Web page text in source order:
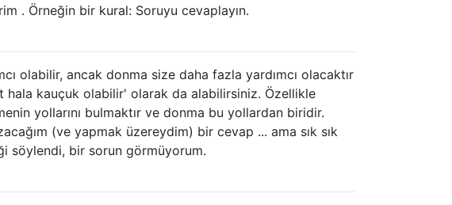
. Örneğin bir kural: Soruyu cevaplayın.
olabilir, ancak donma size daha fazla yardımcı olacaktır
kauçuk olabilir' olarak da alabilirsiniz. Özellikle
yollarını bulmaktır ve donma bu yollardan biridir.
(ve yapmak üzereydim) bir cevap ... ama sık sık
söylendi, bir sorun görmüyorum.